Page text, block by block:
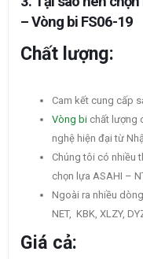
– Vòng bi FS06-19
Chất lượng:
Cam kết cung cấp
Vòng bi chất lượng
nghệ hiện đại từ
Chúng tôi có nhiều
chọn lựa ASAHI –
Ngoài ra nhiều
NET, KBK, XLZY,
Giá cả: